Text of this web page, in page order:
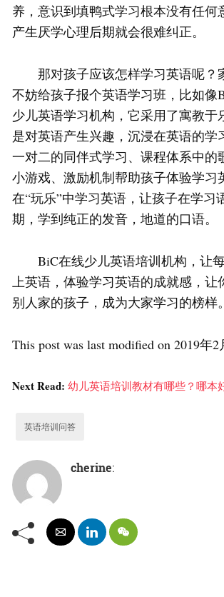
养，意识到填鸭式学习根本没有任何
产生厌学心理后期就会很难纠正。
那对孩子应该怎样学习英语呢？
不妨给孩子报个英语学习班，比如像
少儿英语学习机构，它采用了寓教于
是对英语产生兴趣，沉浸在英语的学
一对二的同伴式学习、课程体系中的
小游戏、激励机制帮助孩子体验学习
在“玩乐”中学习英语，让孩子在学习
期，学到纯正的发音，地道的口语。
BiC在线少儿英语培训机构，让
上英语，体验学习英语的成就感，让
别人家的孩子，成为大家学习的榜样。
This post was last modified on 2019年
Next Read: 幼儿英语培训教材有哪些？哪本
英语培训问答
cherine: